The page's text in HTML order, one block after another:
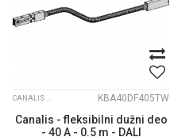
CANALIS KBA KBA40DF405TW
Canalis - fleksibilni dužni deo
- 40 A - 0.5 m - DALI